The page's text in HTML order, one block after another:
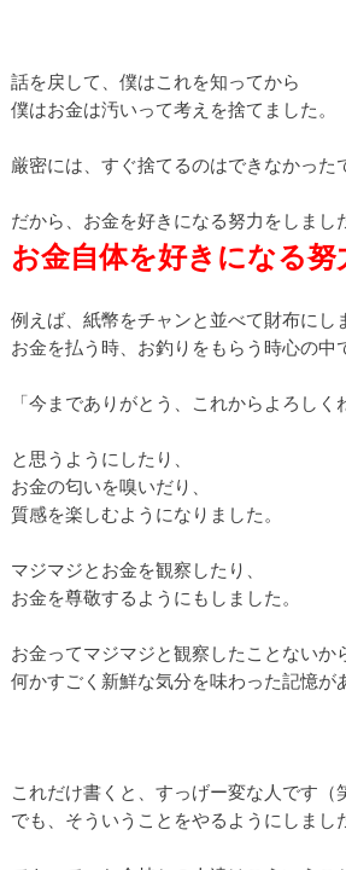
話を戻して、僕はこれを知ってから
僕はお金は汚いって考えを捨てました。
厳密には、すぐ捨てるのはできなかった
だから、お金を好きになる努力をしまし
お金自体を好きになる努
例えば、紙幣をチャンと並べて財布にし
お金を払う時、お釣りをもらう時心の中
「今までありがとう、これからよろしく
と思うようにしたり、
お金の匂いを嗅いだり、
質感を楽しむようになりました。
マジマジとお金を観察したり、
お金を尊敬するようにもしました。
お金ってマジマジと観察したことないか
何かすごく新鮮な気分を味わった記憶が
これだけ書くと、すっげー変な人です（
でも、そういうことをやるようにしまし